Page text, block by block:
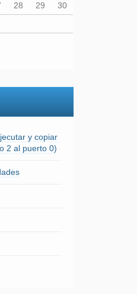
28 29
30
y copiar
2 al puerto 0)